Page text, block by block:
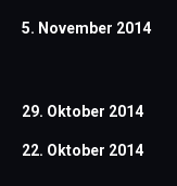
5. November 2014
29. Oktober 2014
22. Oktober 2014